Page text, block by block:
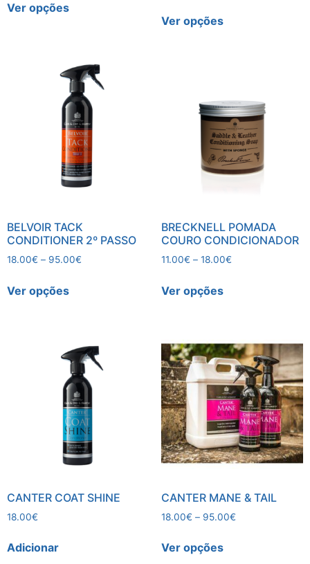
Ver opções
Ver opções
BELVOIR TACK
CONDITIONER 2º PASSO
18.00€ – 95.00€
Ver opções
BRECKNELL POMADA
COURO CONDICIONADOR
11.00€ – 18.00€
Ver opções
CANTER COAT SHINE
18.00€
Adicionar
CANTER MANE & TAIL
18.00€ – 95.00€
Ver opções